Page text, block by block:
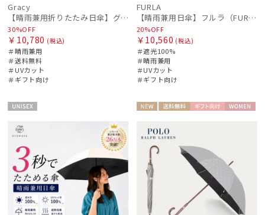
Gracy
【晴雨兼用折りたたみ日傘】グレイシー (Gracy) Leopard Back Print 一級遮光99.99% 遮熱 UV99％ 簡単開閉
30%OFF
￥10,780 (税込)
＃晴雨兼用
＃送料無料
＃UVカット
＃ギフト向け
FURLA
【晴雨兼用日傘】フルラ（FURLA）バイカラーカットワーク 遮光100 UV100 軽量
20%OFF
￥10,560 (税込)
＃遮光100%
＃晴雨兼用
＃UVカット
＃ギフト向け
料